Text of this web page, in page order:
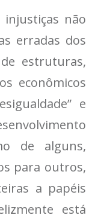
injustiças não
erradas dos
estruturas,
econômicos
e
de alguns,
para outros,
a papéis
está